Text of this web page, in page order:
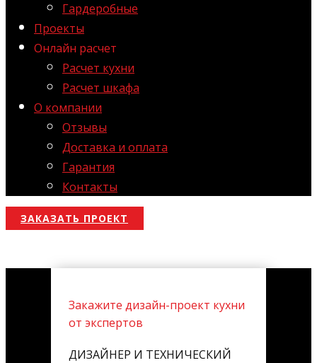
Гардеробные
Проекты
Онлайн расчет
Расчет кухни
Расчет шкафа
О компании
Отзывы
Доставка и оплата
Гарантия
Контакты
ЗАКАЗАТЬ ПРОЕКТ
Закажите дизайн-проект кухни
от экспертов
ДИЗАЙНЕР И ТЕХНИЧЕСКИЙ